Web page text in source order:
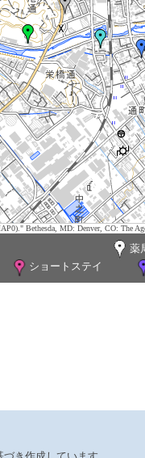
Bethesda, MD: Denver, CO: The
薬
ショートステイ